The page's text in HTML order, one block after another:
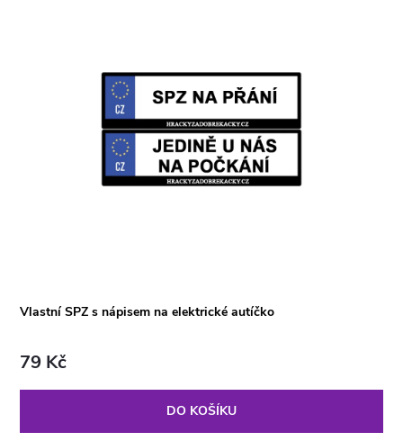
Vlastní SPZ s nápisem na elektrické autíčko
79 Kč
DO KOŠÍKU